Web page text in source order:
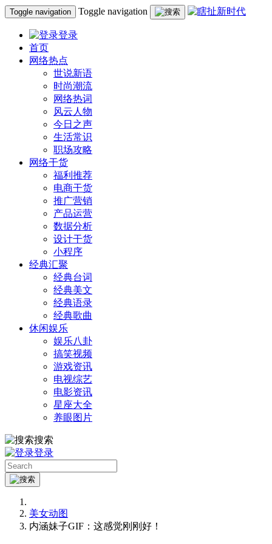
Toggle navigation Toggle navigation
登录
首页
网络热点
世说新语
时尚潮流
网络热词
风云人物
今日之声
生活常识
职场攻略
网络干货
福利推荐
电商干货
推广营销
产品运营
数据分析
设计干货
小程序
经典汇聚
经典台词
经典美文
经典语录
经典歌曲
休闲娱乐
娱乐八卦
搞笑视频
游戏资讯
电视综艺
电影资讯
星座大全
养眼图片
搜索
登录
美女动图
内涵妹子GIF：这感觉刚刚好！